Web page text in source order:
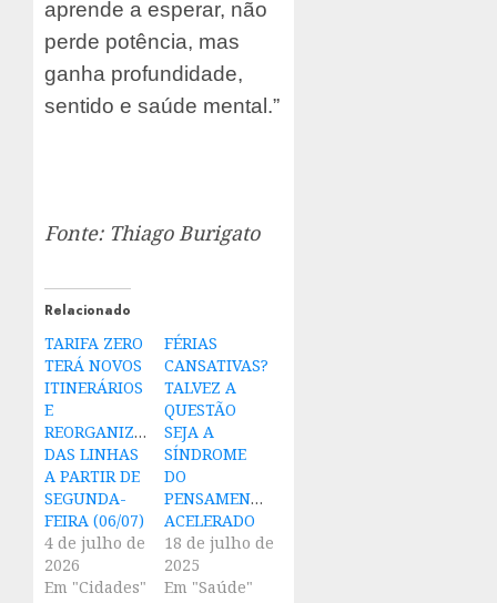
aprende a esperar, não
perde potência, mas
ganha profundidade,
sentido e saúde mental.”
Fonte: Thiago Burigato
Relacionado
TARIFA ZERO
TERÁ NOVOS
ITINERÁRIOS
E
REORGANIZAÇÃO
DAS LINHAS
A PARTIR DE
SEGUNDA-
FEIRA (06/07)
4 de julho de
2026
Em "Cidades"
FÉRIAS
CANSATIVAS?
TALVEZ A
QUESTÃO
SEJA A
SÍNDROME
DO
PENSAMENTO
ACELERADO
18 de julho de
2025
Em "Saúde"